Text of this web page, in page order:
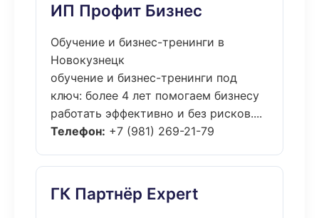
ИП Профит Бизнес
Обучение и бизнес-тренинги в
Новокузнецк
обучение и бизнес-тренинги под
ключ: более 4 лет помогаем бизнесу
работать эффективно и без рисков....
Телефон: +7 (981) 269-21-79
ГК Партнёр Expert